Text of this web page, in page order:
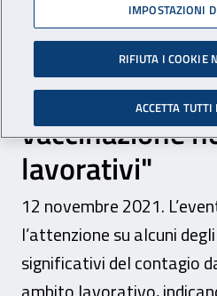
Webinar -
gestione del
vaccinazione
lavorativi"
12 novembre 2021.
l’attenzione su alcuni
significativi del contagio
IMPOSTAZIONI
RIFIUTA I COOKIE
ACCETTA